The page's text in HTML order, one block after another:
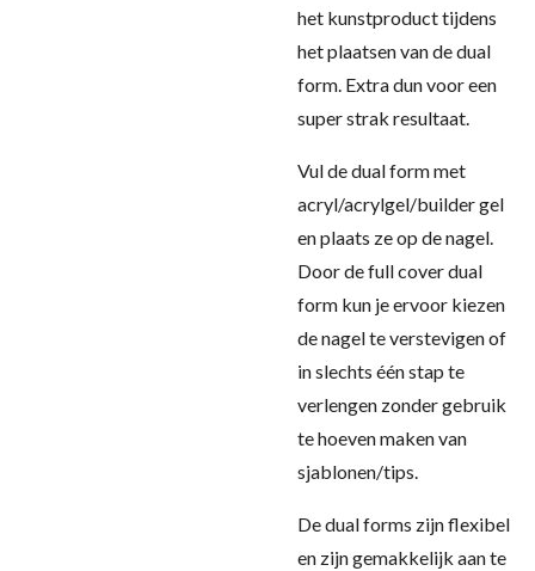
het kunstproduct tijdens
het plaatsen van de dual
form. Extra dun voor een
super strak resultaat.
Vul de dual form met
acryl/acrylgel/builder gel
en plaats ze op de nagel.
Door de full cover dual
form kun je ervoor kiezen
de nagel te verstevigen of
in slechts één stap te
verlengen zonder gebruik
te hoeven maken van
sjablonen/tips.
De dual forms zijn flexibel
en zijn gemakkelijk aan te